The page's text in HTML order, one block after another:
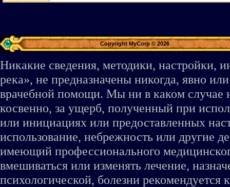
Copyright MyCorp © 2026
Никакие сведения, методики, настройки,
река», не предназначены никогда, явно
врачебной помощи. Мы ни в каком случае
косвенно, за ущерб, полученный при
или инициациях или предоставленных
использование, небрежность или другие
имеющий профессионального
вмешиваться или изменять лечение,
психологической, болезни рекомендуется